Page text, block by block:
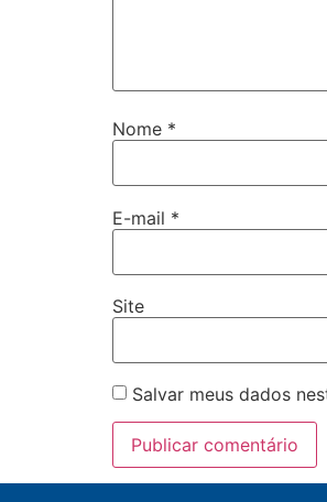
Nome *
E-mail *
Site
Salvar meus dados